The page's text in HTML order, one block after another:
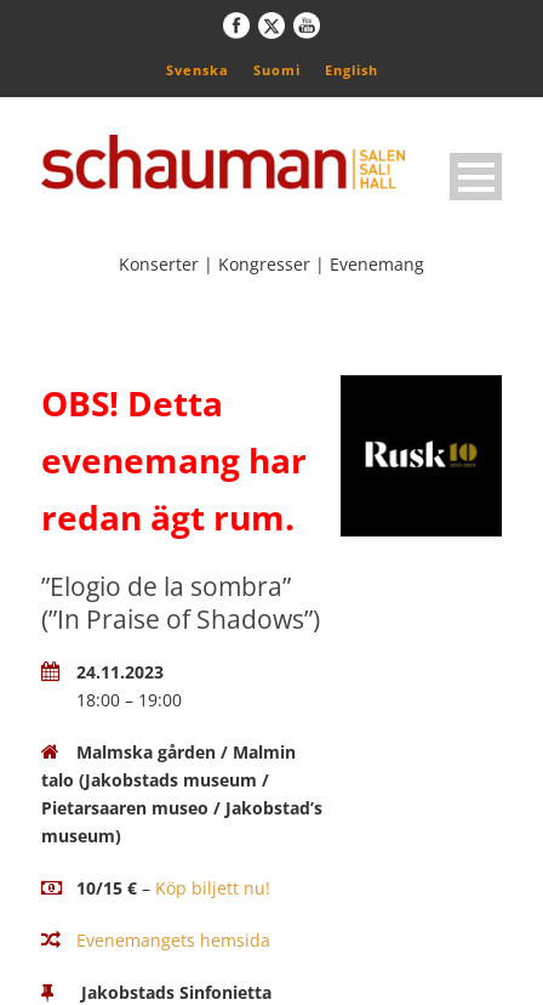
Svenska Suomi English
Konserter | Kongresser | Evenemang
OBS! Detta
evenemang har
redan ägt rum.
”Elogio de la sombra”
(”In Praise of Shadows”)
24.11.2023
18:00 – 19:00
Malmska gården / Malmin
talo (Jakobstads museum /
Pietarsaaren museo / Jakobstad’s
museum)
10/15 € – Köp biljett nu!
Evenemangets hemsida
Jakobstads Sinfonietta